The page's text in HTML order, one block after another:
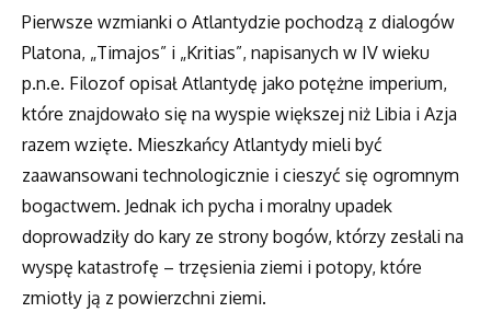
Pierwsze wzmianki o Atlantydzie pochodzą z dialogów
Platona, „Timajos” i „Kritias”, napisanych w IV wieku
p.n.e. Filozof opisał Atlantydę jako potężne imperium,
które znajdowało się na wyspie większej niż Libia i Azja
razem wzięte. Mieszkańcy Atlantydy mieli być
zaawansowani technologicznie i cieszyć się ogromnym
bogactwem. Jednak ich pycha i moralny upadek
doprowadziły do kary ze strony bogów, którzy zesłali na
wyspę katastrofę – trzęsienia ziemi i potopy, które
zmiotły ją z powierzchni ziemi.